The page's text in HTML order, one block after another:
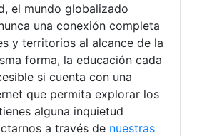
el mundo globalizado
una conexión completa
y territorios al alcance de la
forma, la educación cada
si cuenta con una
que permita explorar los
alguna inquietud
a través de nuestras